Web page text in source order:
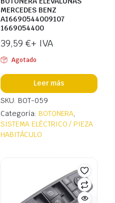
MERCEDES BENZ
A16690544009107
1669054400
39,59 €+ IVA
Agotado
Leer más
SKU: BOT-059
Categoría: BOTONERA
SISTEMA ELÉCTRICO / PIEZA
HABITÁCULO